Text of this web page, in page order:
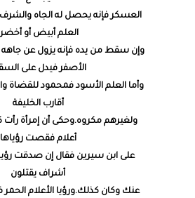
العسكر فإنه يحصل له الجاه
العلم أبيض أو
وإن سقط من يده فإنه يزول عن جاهه
الأصفر فيدل على
وأما العلم الأسود فمحمود للقضاة
أقارب الخليفة
ولغيرهم مكروه.وحكى أن إمرأة رأت
أعلام فقصت رؤياها
على ابن سيرين فقال إن صدقت
أشراف يقتلون
عنك وكان كذلك.ورؤيا الأعلام